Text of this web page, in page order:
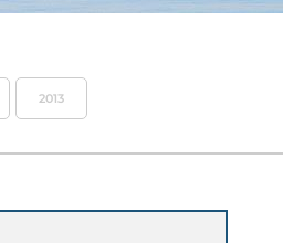
2013